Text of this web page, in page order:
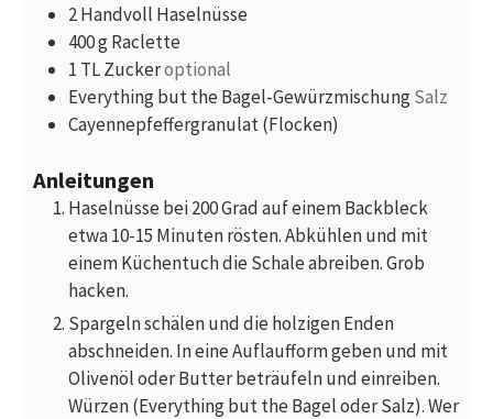
2Handvoll Haselnüsse
400gRaclette
1 TLZuckeroptional
Everything but the Bagel-GewürzmischungSalz
Cayennepfeffergranulat (Flocken)
Anleitungen
Haselnüsse bei 200 Grad auf einem Backbleck
etwa 10-15 Minuten rösten. Abkühlen und mit
einem Küchentuch die Schale abreiben. Grob
hacken.
Spargeln schälen und die holzigen Enden
abschneiden. In eine Auflaufform geben und mit
Olivenöl oder Butter beträufeln und einreiben.
Würzen (Everything but the Bagel oder Salz). Wer